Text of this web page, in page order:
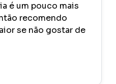
é um pouco mais
recomendo
se não gostar de